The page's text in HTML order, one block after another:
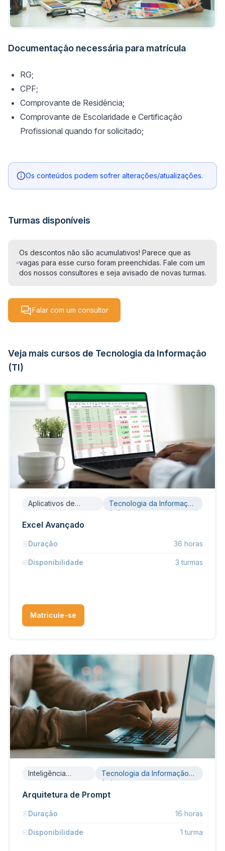
Documentação necessária para matrícula
RG;
CPF;
Comprovante de Residência;
Comprovante de Escolaridade e Certificação
Profissional quando for solicitado;
Os conteúdos podem sofrer alterações/atualizações.
Turmas disponíveis
Os descontos não são acumulativos! Parece que as
vagas para esse curso foram preenchidas. Fale com um
dos nossos consultores e seja avisado de novas turmas.
Falar com um consultor
Veja mais cursos de Tecnologia da Informação
(TI)
Aplicativos de
Tecnologia da Informação
(TI)
Excel Avançado
Duração 36 horas
Disponibilidade 3 turmas
Matricule-se
Inteligência
Tecnologia da Informação
(TI)
Arquitetura de Prompt
Duração 16 horas
Disponibilidade 1 turma